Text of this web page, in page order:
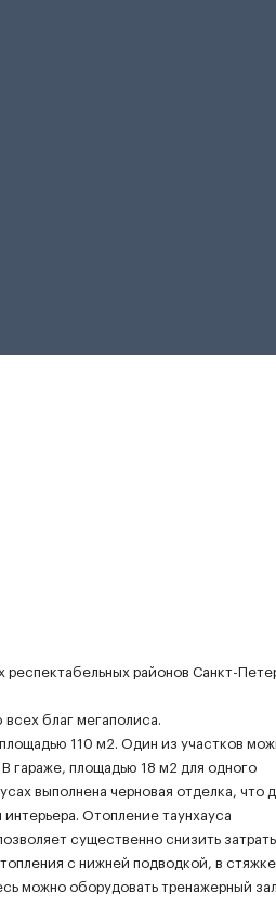
районов Санкт-
благ мегаполиса.
110 м2. Один из участков
гараже, площадью 18 м2 для одного
выполнена черновая отделка, что
Отопление таунхауса
существенно снизить
с нижней подводкой, в
можно оборудовать тренажерный